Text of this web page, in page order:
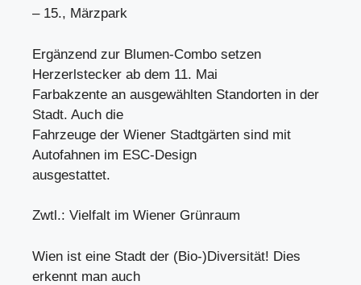
– 15., Märzpark
Ergänzend zur Blumen-Combo setzen
Herzerlstecker ab dem 11. Mai
Farbakzente an ausgewählten Standorten in der
Stadt. Auch die
Fahrzeuge der Wiener Stadtgärten sind mit
Autofahnen im ESC-Design
ausgestattet.
Zwtl.: Vielfalt im Wiener Grünraum
Wien ist eine Stadt der (Bio-)Diversität! Dies
erkennt man auch